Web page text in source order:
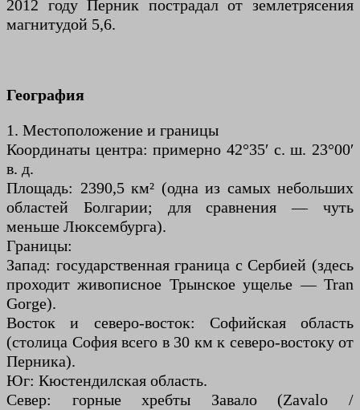
2012 году Перник пострадал от землетрясения
магнитудой 5,6.
География
1. Местоположение и границы
Координаты центра: примерно 42°35′ с. ш. 23°00′
в. д.
Площадь: 2390,5 км² (одна из самых небольших
областей Болгарии; для сравнения — чуть
меньше Люксембурга).
Границы:
Запад: государственная граница с Сербией (здесь
проходит живописное Трынское ущелье — Tran
Gorge).
Восток и северо-восток: Софийская область
(столица София всего в 30 км к северо-востоку от
Перника).
Юг: Кюстендилская область.
Север: горные хребты Завало (Zavalo /